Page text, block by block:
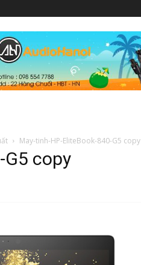
May-tinh-HP-EliteBook-840-G5 copy
copy